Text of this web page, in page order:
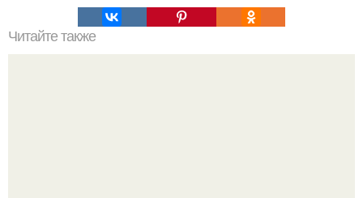
Читайте также